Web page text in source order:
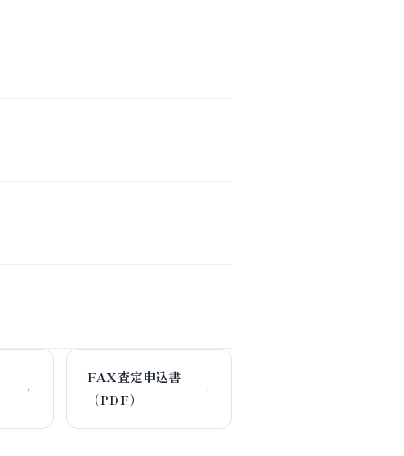
→
FAX査定申込書
（PDF）
→